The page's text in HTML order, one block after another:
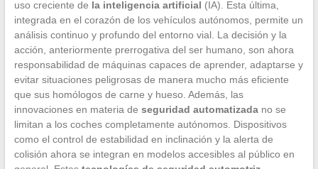
uso creciente de la inteligencia artificial (IA). Esta última,
integrada en el corazón de los vehículos autónomos, permite un
análisis continuo y profundo del entorno vial. La decisión y la
acción, anteriormente prerrogativa del ser humano, son ahora
responsabilidad de máquinas capaces de aprender, adaptarse y
evitar situaciones peligrosas de manera mucho más eficiente
que sus homólogos de carne y hueso. Además, las
innovaciones en materia de seguridad automatizadano se
limitan a los coches completamente autónomos. Dispositivos
como el control de estabilidad en inclinación y la alerta de
colisión ahora se integran en modelos accesibles al público en